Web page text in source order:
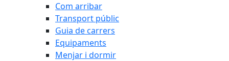
Com arribar
Transport públic
Guia de carrers
Equipaments
Menjar i dormir